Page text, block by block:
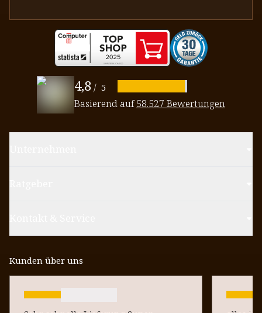
4,8/ 5
Basierend auf58.527 Bewertungen
Kunden über uns